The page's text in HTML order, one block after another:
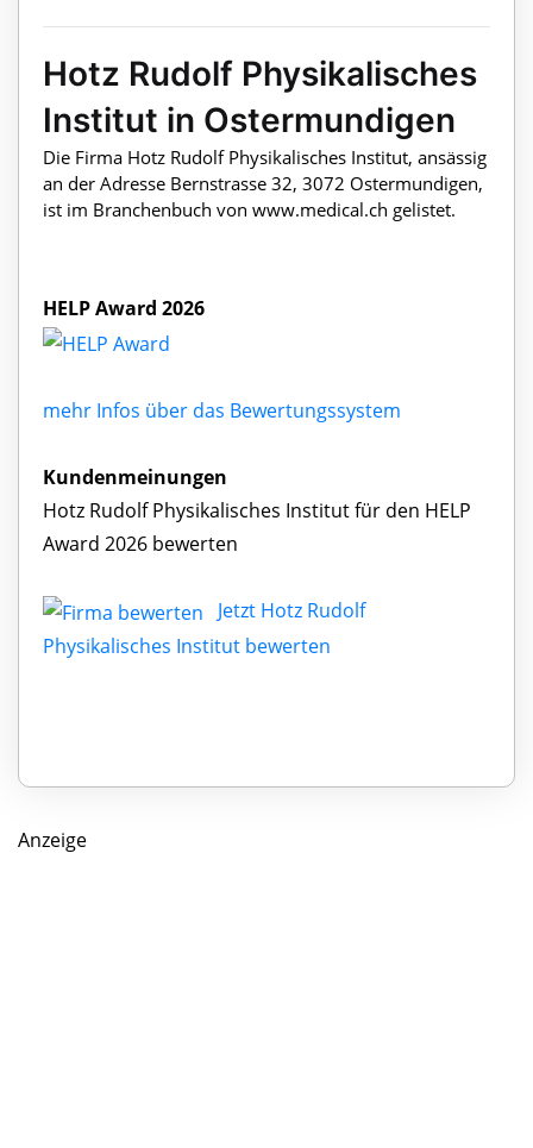
Hotz Rudolf Physikalisches
Institut in Ostermundigen
Die Firma Hotz Rudolf Physikalisches Institut, ansässig
an der Adresse Bernstrasse 32, 3072 Ostermundigen,
ist im Branchenbuch von www.medical.ch gelistet.
HELP Award 2026
mehr Infos über das Bewertungssystem
Kundenmeinungen
Hotz Rudolf Physikalisches Institut für den HELP
Award 2026 bewerten
Jetzt Hotz Rudolf
Physikalisches Institut bewerten
Anzeige